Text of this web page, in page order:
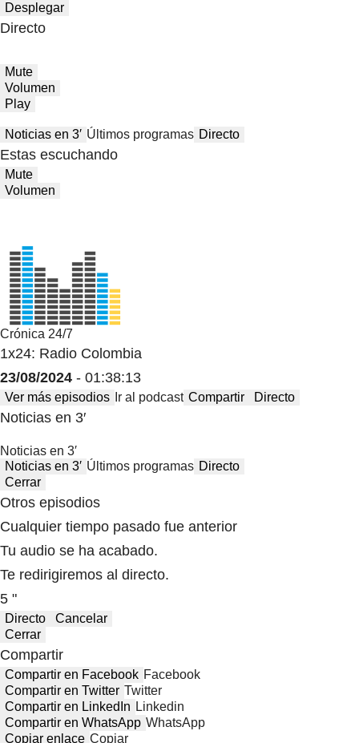
Desplegar
Directo
Mute
Volumen
Play
Noticias en 3′ Últimos programas Directo
Estas escuchando
Mute
Volumen
Crónica 24/7
1x24: Radio Colombia
23/08/2024 - 01:38:13
Ver más episodios Ir al podcast Compartir Directo
Noticias en 3′
Noticias en 3′
Noticias en 3′ Últimos programas Directo
Cerrar
Otros episodios
Cualquier tiempo pasado fue anterior
Tu audio se ha acabado.
Te redirigiremos al directo.
5 "
Directo
Cancelar
Cerrar
Compartir
Compartir en Facebook Facebook
Compartir en Twitter Twitter
Compartir en LinkedIn Linkedin
Compartir en WhatsApp WhatsApp
Copiar enlace Copiar